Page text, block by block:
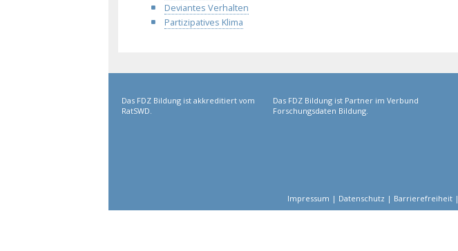
Deviantes Verhalten
Partizipatives Klima
Das FDZ Bildung ist akkreditiert vom
RatSWD.
Das FDZ Bildung ist Partner im Verbund
Forschungsdaten Bildung.
Impressum | Datenschutz | Barrierefreiheit|